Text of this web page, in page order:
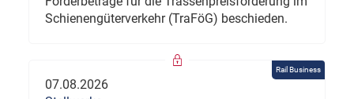
Schienengüterverkehr (TraFöG) beschieden.
Rail Business
07.08.2026